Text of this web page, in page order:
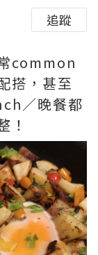
追蹤
common
搭，甚至
／晚餐都
！